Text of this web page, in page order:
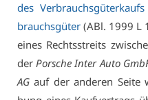
des
brauchs­gü­ter (ABl. 1999 L
ei­nes Rechts­streits
derPor­sche In­ter Au­to
AG auf der an­de­ren Sei­te